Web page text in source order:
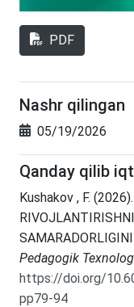
PDF
Nashr qilingan
05/19/2026
Qanday qilib
Kushakov , F.
Pedagogik
https://doi.org/
pp79-94